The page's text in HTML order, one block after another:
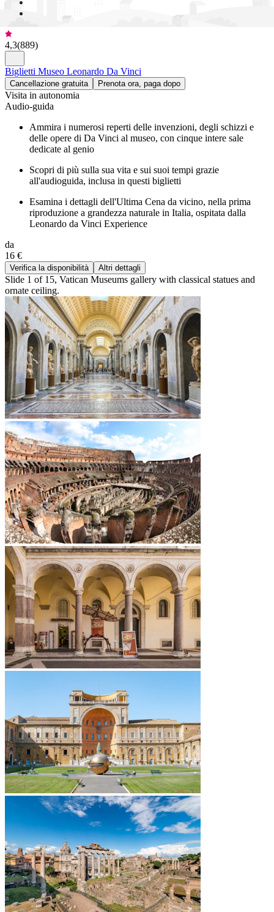
4,3(889)
Biglietti Museo Leonardo Da Vinci
Cancellazione gratuita Prenota ora, paga dopo
Visita in autonomia
Audio-guida
Ammira i numerosi reperti delle invenzioni, degli schizzi e
delle opere di Da Vinci al museo, con cinque intere sale
dedicate al genio
Scopri di più sulla sua vita e sui suoi tempi grazie
all'audioguida, inclusa in questi biglietti
Esamina i dettagli dell'Ultima Cena da vicino, nella prima
riproduzione a grandezza naturale in Italia, ospitata dalla
Leonardo da Vinci Experience
da
16 €
Verifica la disponibilità Altri dettagli
Slide 1 of 15, Vatican Museums gallery with classical statues and
ornate ceiling.